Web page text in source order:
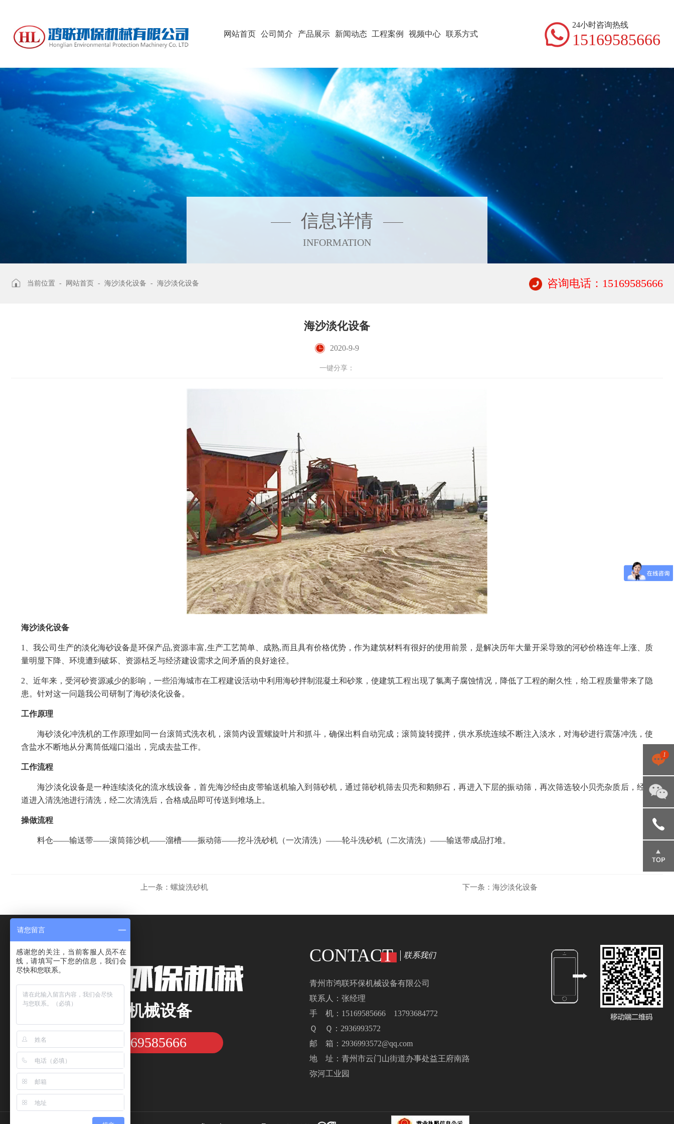
网站首页 公司简介 产品展示 新闻动态 工程案例 视频中心 联系方式
24小时咨询热线
15169585666
信息详情
INFORMATION
当前位置 - 网站首页 - 海沙淡化设备 - 海沙淡化设备 咨询电话：15169585666
海沙淡化设备
2020-9-9
一键分享：
海沙淡化设备
1、我公司生产的淡化海砂设备是环保产品,资源丰富,生产工艺简单、成熟,而且具有价格优势，作为建筑材料有很好的使用前景，是解决历年大量开采导致的河砂价格连年上涨、质
量明显下降、环境遭到破坏、资源枯乏与经济建设需求之间矛盾的良好途径。
2、近年来，受河砂资源减少的影响，一些沿海城市在工程建设活动中利用海砂拌制混凝土和砂浆，使建筑工程出现了氯离子腐蚀情况，降低了工程的耐久性，给工程质量带来了隐
患。针对这一问题我公司研制了海砂淡化设备。
工作原理
海砂淡化冲洗机的工作原理如同一台滚筒式洗衣机，滚筒内设置螺旋叶片和抓斗，确保出料自动完成；滚筒旋转搅拌，供水系统连续不断注入淡水，对海砂进行震荡冲洗，使
含盐水不断地从分离筒低端口溢出，完成去盐工作。
工作流程
海沙淡化设备是一种连续淡化的流水线设备，首先海沙经由皮带输送机输入到筛砂机，通过筛砂机筛去贝壳和鹅卵石，再进入下层的振动筛，再次筛选较小贝壳杂质后，经滑
道进入清洗池进行清洗，经二次清洗后，合格成品即可传送到堆场上。
操做流程
料仓——输送带——滚筒筛沙机——溜槽——振动筛——挖斗洗砂机（一次清洗）——轮斗洗砂机（二次清洗）——输送带成品打堆。
上一条： 螺旋洗砂机 下一条： 海沙淡化设备
专注沙矿机械设备
15169585666
CONTACT 联系我们
青州市鸿联环保机械设备有限公司
联系人：张经理
手 机：15169585666 13793684772
Ｑ Ｑ：2936993572
邮 箱：2936993572@qq.com
地 址：青州市云门山街道办事处益王府南路
弥河工业园
1
点击咨
85666
请您留言
感谢您的关注，当前客服人员不在
线，请填写一下您的信息，我们会
尽快和您联系。